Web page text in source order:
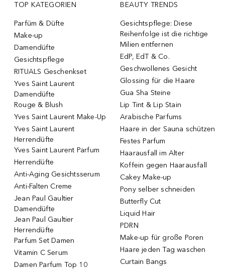
TOP KATEGORIEN
Parfüm & Düfte
Make-up
Damendüfte
Gesichtspflege
RITUALS Geschenkset
Yves Saint Laurent
Damendüfte
Rouge & Blush
Yves Saint Laurent Make-Up
Yves Saint Laurent
Herrendüfte
Yves Saint Laurent Parfum
Herrendüfte
Anti-Aging Gesichtsserum
Anti-Falten Creme
Jean Paul Gaultier
Damendüfte
Jean Paul Gaultier
Herrendüfte
Parfum Set Damen
Vitamin C Serum
Damen Parfum Top 10
BEAUTY TRENDS
Gesichtspflege: Diese
Reihenfolge ist die richtige
Milien entfernen
EdP, EdT & Co.
Geschwollenes Gesicht
Glossing für die Haare
Gua Sha Steine
Lip Tint & Lip Stain
Arabische Parfums
Haare in der Sauna schützen
Festes Parfum
Haarausfall im Alter
Koffein gegen Haarausfall
Cakey Make-up
Pony selber schneiden
Butterfly Cut
Liquid Hair
PDRN
Make-up für große Poren
Haare jeden Tag waschen
Curtain Bangs